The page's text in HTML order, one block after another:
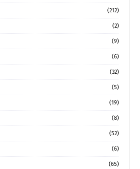
(212)
(2)
(9)
(6)
(32)
(5)
(19)
(8)
(52)
(6)
(65)